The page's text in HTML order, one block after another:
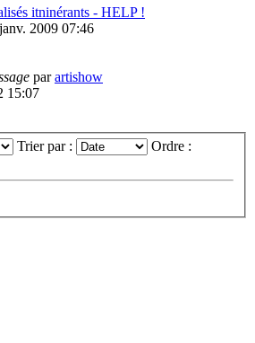
itninérants - HELP !
2009 07:46
parartishow
15:07
Trier par : Ordre :